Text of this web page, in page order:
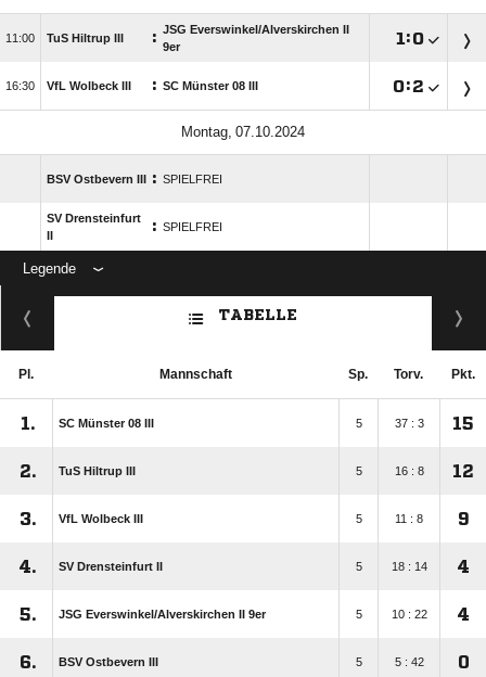
 TuS Hiltrup III : JSG Everswinkel/​Alverskirchen II
9er
 :
 VfL Wolbeck III : SC Münster 08 III :
 
BSV Ostbevern III : SPIELFREI
SV Drensteinfurt
II
: SPIELFREI
Legende
ANZEIGE
TABELLE
Pl. Mannschaft Sp. Torv. Pkt.
1. SC Münster 08 III 5 37 : 3 15
2. TuS Hiltrup III 5 16 : 8 12
3. VfL Wolbeck III 5 11 : 8 9
4. SV Drensteinfurt II 5 18 : 14 4
5. JSG Everswinkel/​Alverskirchen II 9er 5 10 : 22 4
6. BSV Ostbevern III 5 5 : 42 0